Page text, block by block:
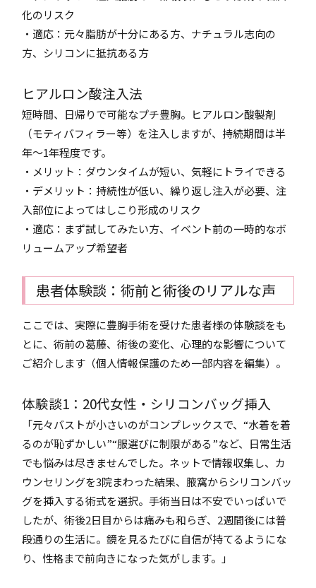
化のリスク
・適応：元々脂肪が十分にある方、ナチュラル志向の
方、シリコンに抵抗ある方
ヒアルロン酸注入法
短時間、日帰りで可能なプチ豊胸。ヒアルロン酸製剤
（モティバフィラー等）を注入しますが、持続期間は半
年～1年程度です。
・メリット：ダウンタイムが短い、気軽にトライできる
・デメリット：持続性が低い、繰り返し注入が必要、注
入部位によってはしこり形成のリスク
・適応：まず試してみたい方、イベント前の一時的なボ
リュームアップ希望者
患者体験談：術前と術後のリアルな声
ここでは、実際に豊胸手術を受けた患者様の体験談をも
とに、術前の葛藤、術後の変化、心理的な影響について
ご紹介します（個人情報保護のため一部内容を編集）。
体験談1：20代女性・シリコンバッグ挿入
「元々バストが小さいのがコンプレックスで、“水着を着
るのが恥ずかしい”“服選びに制限がある”など、日常生活
でも悩みは尽きませんでした。ネットで情報収集し、カ
ウンセリングを3院まわった結果、腋窩からシリコンバッ
グを挿入する術式を選択。手術当日は不安でいっぱいで
したが、術後2日目からは痛みも和らぎ、2週間後には普
段通りの生活に。鏡を見るたびに自信が持てるようにな
り、性格まで前向きになった気がします。」